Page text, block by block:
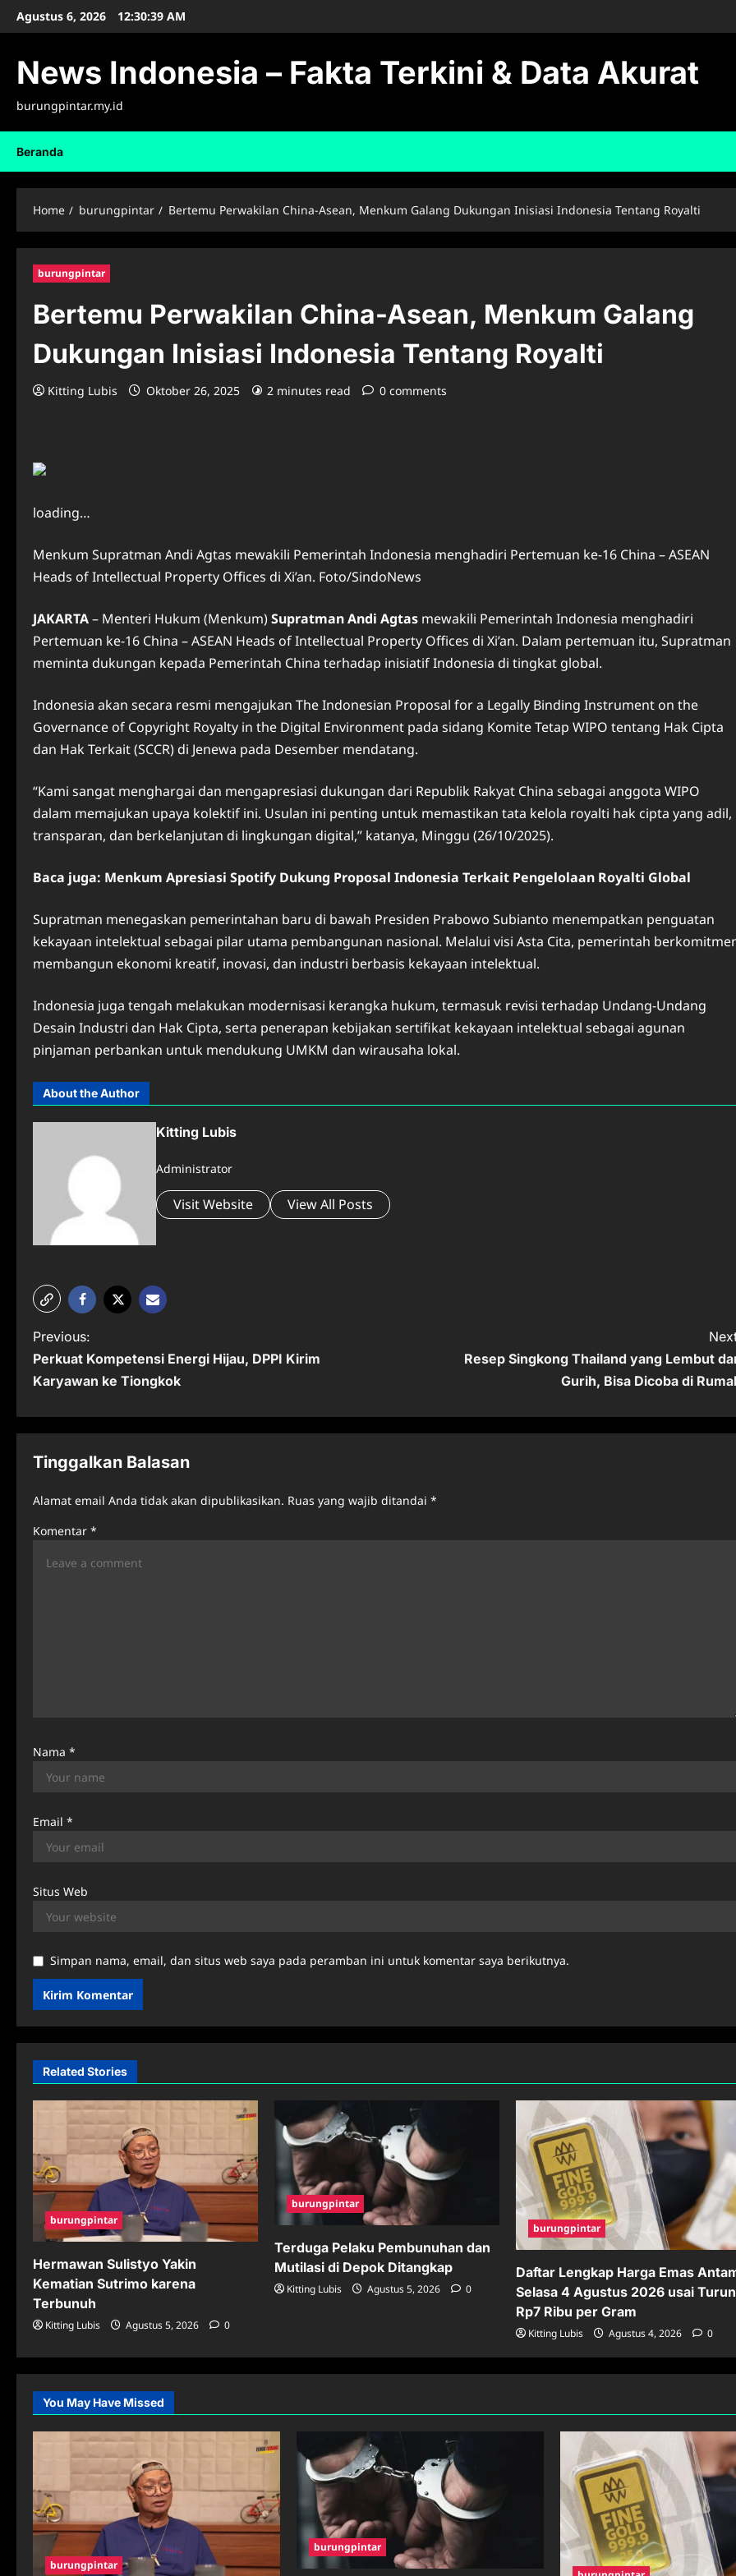
SkipAgustus 6, 2026 12:30:40 AM
News Indonesia – Fakta Terkini & Data Akurat
burungpintar.my.id
Beranda
Home burungpintar Bertemu Perwakilan China-Asean, Menkum Galang Dukungan Inisiasi Indonesia Tentang Royalti
burungpintar
Bertemu Perwakilan China-Asean, Menkum Galang
Dukungan Inisiasi Indonesia Tentang Royalti
Kitting Lubis Oktober 26, 2025 2 minutes read 0 comments
loading…
Menkum Supratman Andi Agtas mewakili Pemerintah Indonesia menghadiri Pertemuan ke-16 China – ASEAN
Heads of Intellectual Property Offices di Xi’an. Foto/SindoNews
JAKARTA– Menteri Hukum (Menkum)Supratman Andi Agtas mewakili Pemerintah Indonesia menghadiri
Pertemuan ke-16 China – ASEAN Heads of Intellectual Property Offices di Xi’an. Dalam pertemuan itu, Supratman
meminta dukungan kepada Pemerintah China terhadap inisiatif Indonesia di tingkat global.
Indonesia akan secara resmi mengajukan The Indonesian Proposal for a Legally Binding Instrument on the
Governance of Copyright Royalty in the Digital Environment pada sidang Komite Tetap WIPO tentang Hak Cipta
dan Hak Terkait (SCCR) di Jenewa pada Desember mendatang.
“Kami sangat menghargai dan mengapresiasi dukungan dari Republik Rakyat China sebagai anggota WIPO
dalam memajukan upaya kolektif ini. Usulan ini penting untuk memastikan tata kelola royalti hak cipta yang adil,
transparan, dan berkelanjutan di lingkungan digital,” katanya, Minggu (26/10/2025).
Baca juga: Menkum Apresiasi Spotify Dukung Proposal Indonesia Terkait Pengelolaan Royalti Global
Supratman menegaskan pemerintahan baru di bawah Presiden Prabowo Subianto menempatkan penguatan
kekayaan intelektual sebagai pilar utama pembangunan nasional. Melalui visi Asta Cita, pemerintah
membangun ekonomi kreatif, inovasi, dan industri berbasis kekayaan intelektual.
Indonesia juga tengah melakukan modernisasi kerangka hukum, termasuk revisi terhadap Undang-Undang
Desain Industri dan Hak Cipta, serta penerapan kebijakan sertifikat kekayaan intelektual sebagai agunan
pinjaman perbankan untuk mendukung UMKM dan wirausaha lokal.
About the Author
Kitting Lubis
Administrator
Visit Website View All Posts
P
o
t
n
Previous:
Perkuat Kompetensi Energi Hijau, DPPI Kirim
Karyawan ke Tiongkok
Resep Singkong Thailand yang Lembut
Gurih, Bisa Dicoba di
Tinggalkan Balasan
Alamat email Anda tidak akan dipublikasikan. Ruas yang wajib ditandai *
Komentar *
Nama *
Email *
Situs Web
Simpan nama, email, dan situs web saya pada peramban ini untuk komentar saya berikutnya.
Related Stories
burungpintar
Hermawan Sulistyo Yakin
Kematian Sutrimo karena
Terbunuh
Kitting Lubis Agustus 5, 2026 0
burungpintar
Terduga Pelaku Pembunuhan dan
Mutilasi di Depok Ditangkap
Kitting Lubis Agustus 5, 2026 0
burungpintar
Daftar Lengkap Harga Emas
Selasa 4 Agustus 2026 usai Turun
Rp7 Ribu per Gram
Kitting Lubis Agustus 4, 2026 0
You May Have Missed
burungpintar
burungpintar